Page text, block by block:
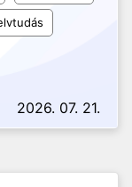
2026. 07. 21.